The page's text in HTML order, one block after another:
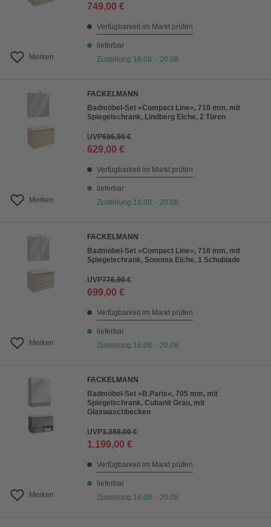
Merken
749,00 €
Verfügbarkeit im Markt prüfen
lieferbar
Zustellung 18.08. - 20.08.
Merken
FACKELMANN
Badmöbel-Set »Compact Line«, 710 mm, mit
Spiegelschrank, Lindberg Eiche, 2 Türen
UVP696,90 €
629,00 €
Verfügbarkeit im Markt prüfen
lieferbar
Zustellung 18.08. - 20.08.
Merken
FACKELMANN
Badmöbel-Set »Compact Line«, 710 mm, mit
Spiegelschrank, Sonoma Eiche, 1 Schublade
UVP776,90 €
699,00 €
Verfügbarkeit im Markt prüfen
lieferbar
Zustellung 18.08. - 20.08.
Merken
FACKELMANN
Badmöbel-Set »B.Paris«, 705 mm, mit
Spiegelschrank, Cubanit Grau, mit
Glaswaschbecken
UVP1.388,00 €
1.199,00 €
Verfügbarkeit im Markt prüfen
lieferbar
Zustellung 18.08. - 20.08.